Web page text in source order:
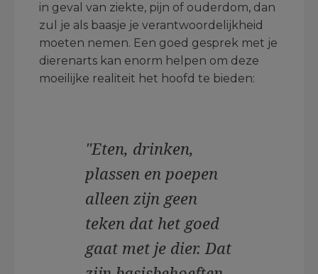
in geval van ziekte, pijn of ouderdom, dan
zul je als baasje je verantwoordelijkheid
moeten nemen. Een goed gesprek met je
dierenarts kan enorm helpen om deze
moeilijke realiteit het hoofd te bieden:
"Eten, drinken,
plassen en poepen
alleen zijn geen
teken dat het goed
gaat met je dier. Dat